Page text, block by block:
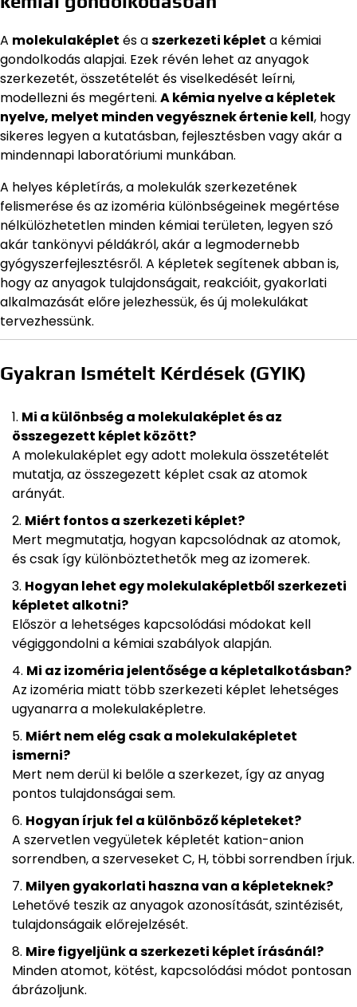
A molekulaképlet és aszerkezeti képlet a kémiai
gondolkodás alapjai. Ezek révén lehet az anyagok
szerkezetét, összetételét és viselkedését leírni,
modellezni és megérteni. A kémia nyelve a képletek
nyelve, melyet minden vegyésznek értenie kell, hogy
sikeres legyen a kutatásban, fejlesztésben vagy akár a
mindennapi laboratóriumi munkában.
A helyes képletírás, a molekulák szerkezetének
felismerése és az izoméria különbségeinek megértése
nélkülözhetetlen minden kémiai területen, legyen szó
akár tankönyvi példákról, akár a legmodernebb
gyógyszerfejlesztésről. A képletek segítenek abban is,
hogy az anyagok tulajdonságait, reakcióit, gyakorlati
alkalmazását előre jelezhessük, és új molekulákat
tervezhessünk.
Gyakran Ismételt Kérdések (GYIK)
Mi a különbség a molekulaképlet és az
összegezett képlet között?
A molekulaképlet egy adott molekula összetételét
mutatja, az összegezett képlet csak az atomok
arányát.
Miért fontos a szerkezeti képlet?
Mert megmutatja, hogyan kapcsolódnak az atomok,
és csak így különböztethetők meg az izomerek.
Hogyan lehet egy molekulaképletből szerkezeti
képletet alkotni?
Először a lehetséges kapcsolódási módokat kell
végiggondolni a kémiai szabályok alapján.
Mi az izoméria jelentősége a képletalkotásban?
Az izoméria miatt több szerkezeti képlet lehetséges
ugyanarra a molekulaképletre.
Miért nem elég csak a molekulaképletet
ismerni?
Mert nem derül ki belőle a szerkezet, így az anyag
pontos tulajdonságai sem.
Hogyan írjuk fel a különböző képleteket?
A szervetlen vegyületek képletét kation-anion
sorrendben, a szerveseket C, H, többi sorrendben írjuk.
Milyen gyakorlati haszna van a képleteknek?
Lehetővé teszik az anyagok azonosítását, szintézisét,
tulajdonságaik előrejelzését.
Mire figyeljünk a szerkezeti képlet írásánál?
Minden atomot, kötést, kapcsolódási módot pontosan
ábrázoljunk.